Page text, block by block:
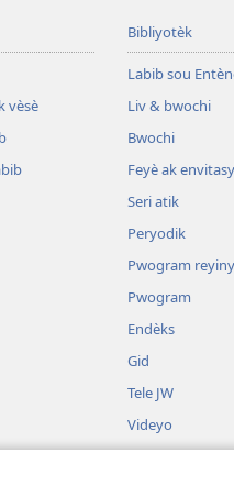
vèsè
Bibliyotèk
Labib sou
Liv & bwochi
Bwochi
Feyè ak
Seri atik
Peryodik
Pwogram
Pwogram
Endèks
Gid
Tele JW
Videyo
Mizik